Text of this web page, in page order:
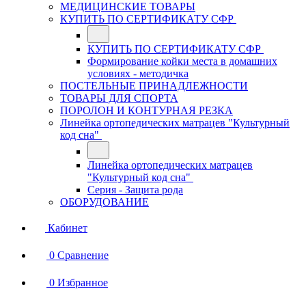
МЕДИЦИНСКИЕ ТОВАРЫ
КУПИТЬ ПО СЕРТИФИКАТУ СФР
КУПИТЬ ПО СЕРТИФИКАТУ СФР
Формирование койки места в домашних
условиях - методичка
ПОСТЕЛЬНЫЕ ПРИНАДЛЕЖНОСТИ
ТОВАРЫ ДЛЯ СПОРТА
ПОРОЛОН И КОНТУРНАЯ РЕЗКА
Линейка ортопедических матрацев "Культурный
код сна"
Линейка ортопедических матрацев
"Культурный код сна"
Серия - Защита рода
ОБОРУДОВАНИЕ
Кабинет
0 Сравнение
0 Избранное